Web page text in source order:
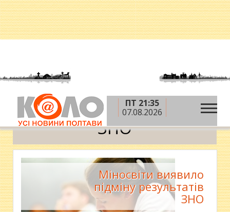
ПТ 21:35
07.08.2026
Головна » ЗНО
ЗНО
Міносвіти виявило
підміну результатів
ЗНО